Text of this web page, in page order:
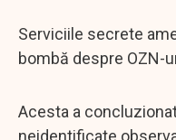
Serviciile secrete
bombă despre OZN-
Acesta a
neidentificate